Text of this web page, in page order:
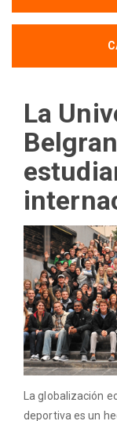
La
La globalización
deportiva es un